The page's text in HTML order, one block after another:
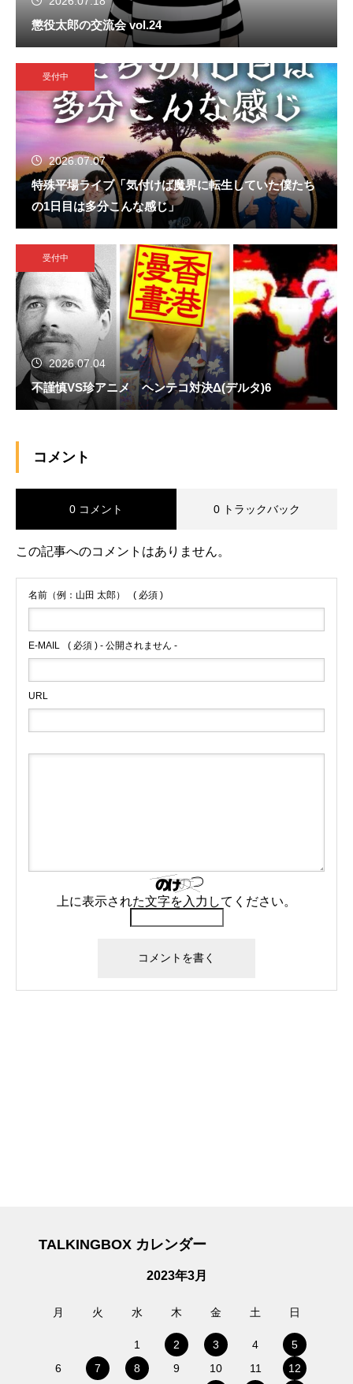
懲役太郎の交流会 vol.24
受付中
2026.07.07
特殊平場ライブ「気付けば魔界に転生していた僕たち
の1日目は多分こんな感じ」
受付中
2026.07.04
不謹慎VS珍アニメ ヘンテコ対決Δ(デルタ)6
コメント
0 コメント 0 トラックバック
この記事へのコメントはありません。
名前（例：山田 太郎） ( 必須 )
E-MAIL ( 必須 ) - 公開されません -
URL
上に表示された文字を入力してください。
TALKINGBOX カレンダー
2023年3月
月 火 水 木 金 土 日
1 2 3 4
5
6
7 8 9 10 11
12